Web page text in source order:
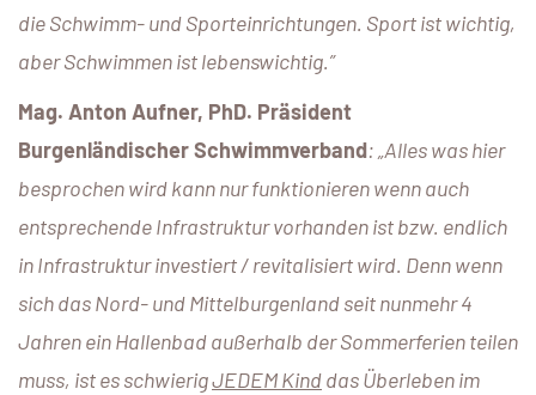
die Schwimm- und Sporteinrichtungen. Sport ist wichtig,
aber Schwimmen ist lebenswichtig.”
Mag. Anton Aufner, PhD. Präsident
Burgenländischer Schwimmverband: „Alles was hier
besprochen wird kann nur funktionieren wenn auch
entsprechende Infrastruktur vorhanden ist bzw. endlich
in Infrastruktur investiert / revitalisiert wird. Denn wenn
sich das Nord- und Mittelburgenland seit nunmehr 4
Jahren ein Hallenbad außerhalb der Sommerferien teilen
muss, ist es schwierigJEDEM Kinddas Überleben im